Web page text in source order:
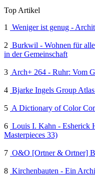
Top Artikel
1
Weniger ist genug -
2 Burkwil - Wohnen für
in der Gemeinschaft
3 Arch+ 264 - Ruhr: Vom
4 Bjarke Ingels Group
5 A Dictionary of Color
6 Louis I. Kahn - Esherick
Masterpieces 33)
7 O&O [Ortner & Ortner]
8 Kirchenbauten - Ein